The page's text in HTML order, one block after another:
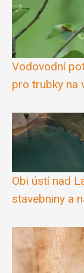
Vodovodní
pro trubky na
Obi ústí nad
stavebniny a